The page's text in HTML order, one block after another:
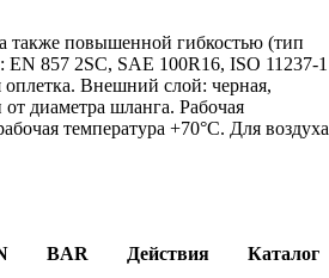
также повышенной гибкостью (тип
857 2SC, SAE 100R16, ISO 11237-
оплетка. Внешний слой: черная,
от диаметра шланга. Рабочая
температура +70°C. Для воздуха
BAR Действия Каталог